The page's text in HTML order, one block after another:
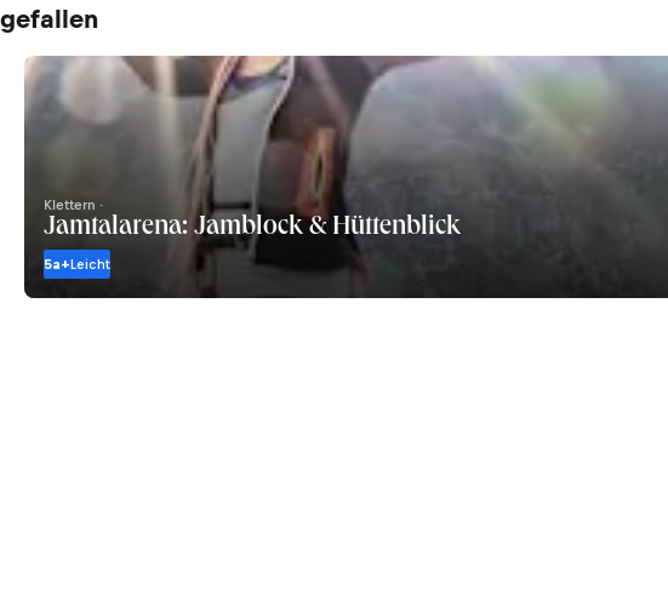
gefallen
Klettern ·
Jamtalarena: Jamblock & Hüttenblick
5a+Leicht